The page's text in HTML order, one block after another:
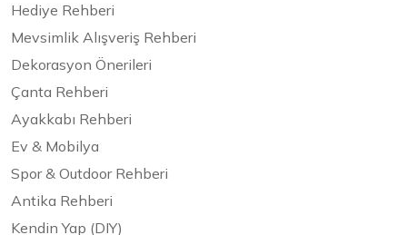
Hediye Rehberi
Mevsimlik Alışveriş Rehberi
Dekorasyon Önerileri
Çanta Rehberi
Ayakkabı Rehberi
Ev & Mobilya
Spor & Outdoor Rehberi
Antika Rehberi
Kendin Yap (DIY)